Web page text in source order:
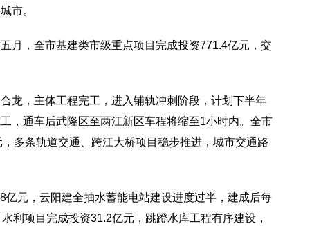
市。
月，全市基建类市级重点项目完成投资771.4亿元，交
龙，主体工程完工，进入铺轨冲刺阶段，计划下半年
，通车后武隆区至两江新区车程将缩至1小时内。全市
多条轨道交通、跨江大桥项目稳步推进，城市交通路
元，云阳建全抽水蓄能电站建设进度过半，建成后每
利项目完成投资31.2亿元，跳蹬水库工程有序建设，